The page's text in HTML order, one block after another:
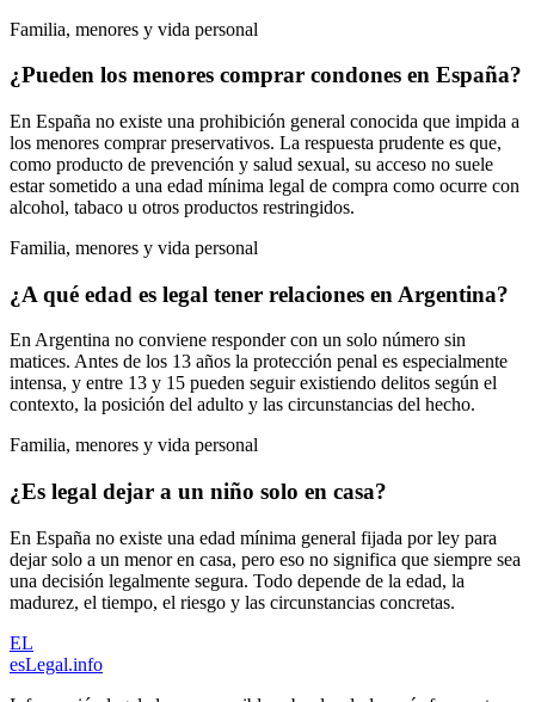
Familia, menores y vida personal
¿Pueden los menores comprar condones en España?
En España no existe una prohibición general conocida que impida a
los menores comprar preservativos. La respuesta prudente es que,
como producto de prevención y salud sexual, su acceso no suele
estar sometido a una edad mínima legal de compra como ocurre con
alcohol, tabaco u otros productos restringidos.
Familia, menores y vida personal
¿A qué edad es legal tener relaciones en Argentina?
En Argentina no conviene responder con un solo número sin
matices. Antes de los 13 años la protección penal es especialmente
intensa, y entre 13 y 15 pueden seguir existiendo delitos según el
contexto, la posición del adulto y las circunstancias del hecho.
Familia, menores y vida personal
¿Es legal dejar a un niño solo en casa?
En España no existe una edad mínima general fijada por ley para
dejar solo a un menor en casa, pero eso no significa que siempre sea
una decisión legalmente segura. Todo depende de la edad, la
madurez, el tiempo, el riesgo y las circunstancias concretas.
EL
esLegal.info